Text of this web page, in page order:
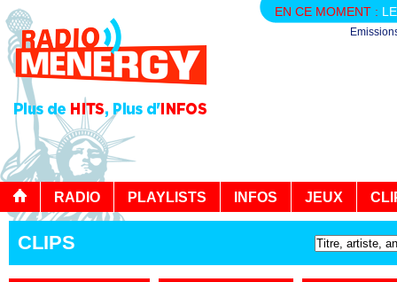
EN CE MOMENT :
RADIO PLAYLISTS INFOS JEUX
CLIPS